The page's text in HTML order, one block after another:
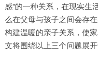
感”的一种关系，在现实生
么在父母与孩子之间会存
构建温暖的亲子关系，使
文将围绕以上三个问题展开